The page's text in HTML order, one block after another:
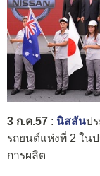
3 ก.ค.57 : นิสสันป
รถยนต์แห่งที่ 2 ใน
การผลิต